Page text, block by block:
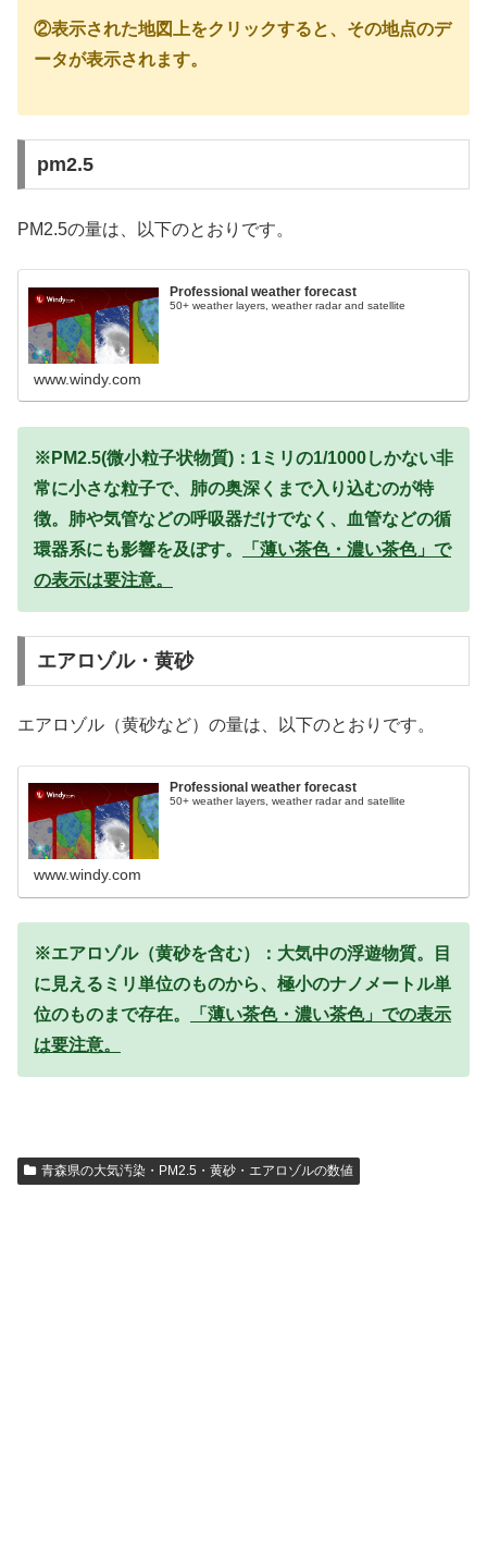
②表示された地図上をクリックすると、その地点のデ
ータが表示されます。
pm2.5
PM2.5の量は、以下のとおりです。
Professional weather forecast
50+ weather layers, weather radar and satellite
www.windy.com
※PM2.5(微小粒子状物質)：1ミリの1/1000しかない非
常に小さな粒子で、肺の奥深くまで入り込むのが特
徴。肺や気管などの呼吸器だけでなく、血管などの循
環器系にも影響を及ぼす。
「薄い茶色・濃い茶色」で
の表示は要注意。
エアロゾル・黄砂
エアロゾル（黄砂など）の量は、以下のとおりです。
Professional weather forecast
50+ weather layers, weather radar and satellite
www.windy.com
※エアロゾル（黄砂を含む）：大気中の浮遊物質。目
に見えるミリ単位のものから、極小のナノメートル単
位のものまで存在。
「薄い茶色・濃い茶色」での表示
は要注意。
青森県の大気汚染・PM2.5・黄砂・エアロゾルの数値